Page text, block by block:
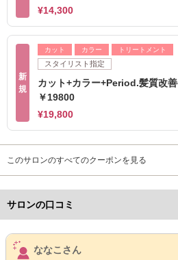
¥14,300
新
規
カット カラー トリートメント
スタイリスト指定
カット+カラー+Period.髪質改
￥19800
¥19,800
このサロンのすべてのクーポンを見る
サロンの口コミ
サロンPick Up
ななこさん